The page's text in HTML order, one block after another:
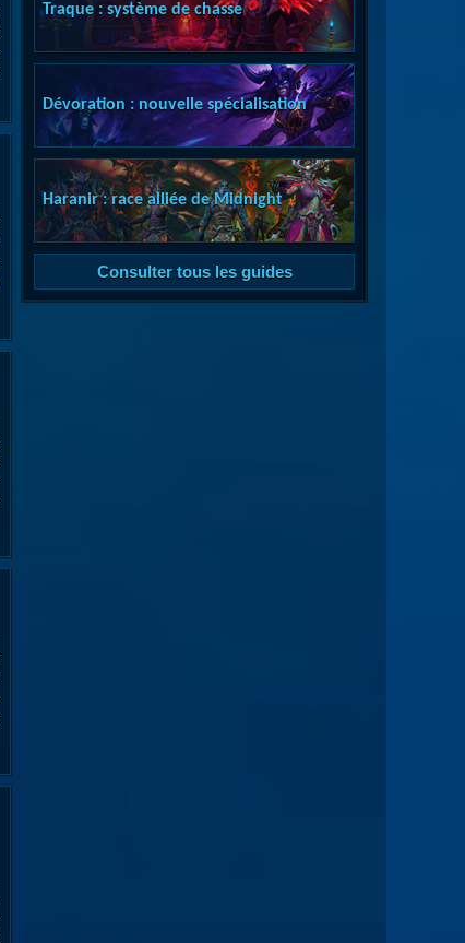
Traque : système de chasse
Dévoration : nouvelle spécialisation
Haranir : race alliée de Midnight
Consulter tous les guides